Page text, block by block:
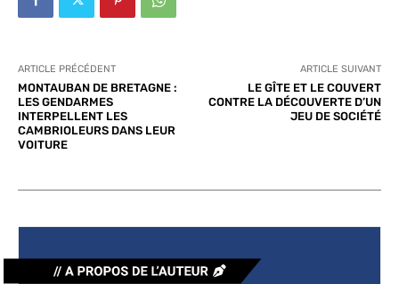
ARTICLE PRÉCÉDENT
MONTAUBAN DE BRETAGNE :
LES GENDARMES
INTERPELLENT LES
CAMBRIOLEURS DANS LEUR
VOITURE
ARTICLE SUIVANT
LE GÎTE ET LE COUVERT
CONTRE LA DÉCOUVERTE D’UN
JEU DE SOCIÉTÉ